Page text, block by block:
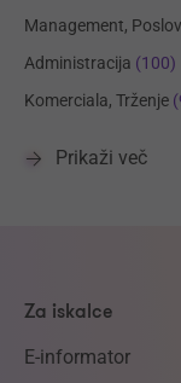
Management,
Administracija (100)
Komerciala, Trženje
Prikaži več
Za iskalce
E-informator